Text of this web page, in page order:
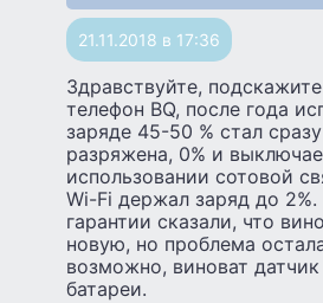
21.11.2018 в 17:36
Здравствуйте,
телефон BQ, после года
заряде 45-50 % стал
разряжена, 0% и
использовании сотовой
Wi-Fi держал заряд до
гарантии сказали, что
новую, но проблема
возможно, виноват
батареи.